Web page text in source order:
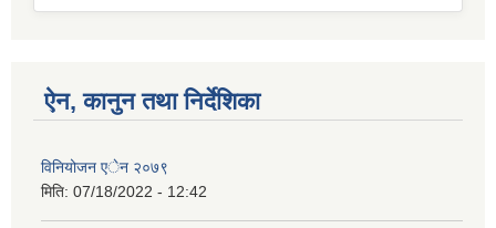
ऐन, कानुन तथा निर्देशिका
विनियोजन एेन २०७९
मिति: 07/18/2022 - 12:42